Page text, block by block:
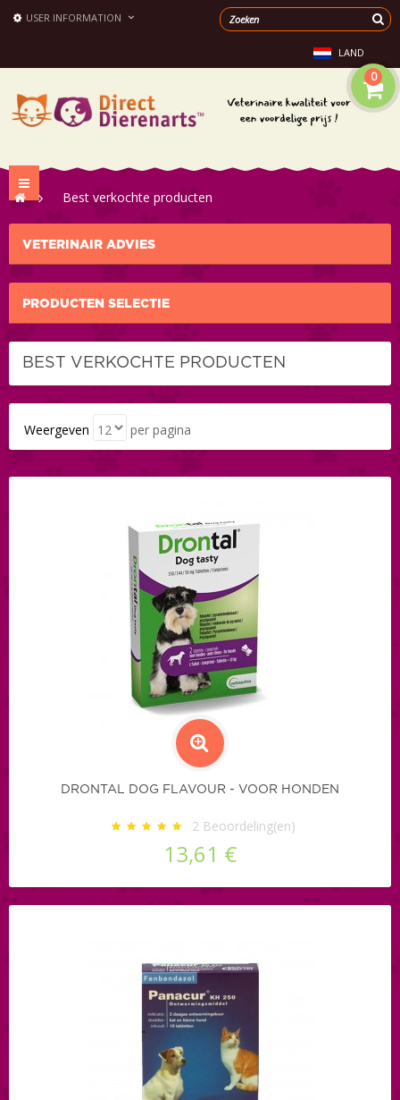
USER INFORMATION
LAND
0
Toggle
navigation
> Best verkochte producten
VETERINAIR ADVIES
PRODUCTEN SELECTIE
BEST VERKOCHTE PRODUCTEN
Weergeven per pagina
DRONTAL DOG FLAVOUR - VOOR HONDEN
2 Beoordeling(en)
13,61 €